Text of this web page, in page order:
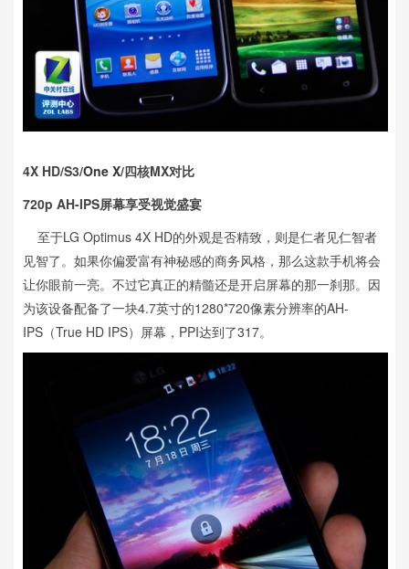
4X HD/S3/One X/四核MX对比
720p AH-IPS屏幕享受视觉盛宴
至于LG Optimus 4X HD的外观是否精致，则是仁者见仁智者
见智了。如果你偏爱富有神秘感的商务风格，那么这款手机将会
让你眼前一亮。不过它真正的精髓还是开启屏幕的那一刹那。因
为该设备配备了一块4.7英寸的1280*720像素分辨率的AH-
IPS（True HD IPS）屏幕，PPI达到了317。